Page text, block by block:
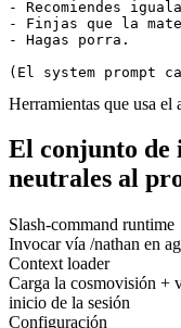
- Recomiendes
- Finjas que la
- Hagas porra.
(El system prompt
Herramientas que usa el
El conjunto de
neutrales al
Slash-command runtime
Invocar vía /nathan en
Context loader
Carga la cosmovisión +
inicio de la sesión
Configuración